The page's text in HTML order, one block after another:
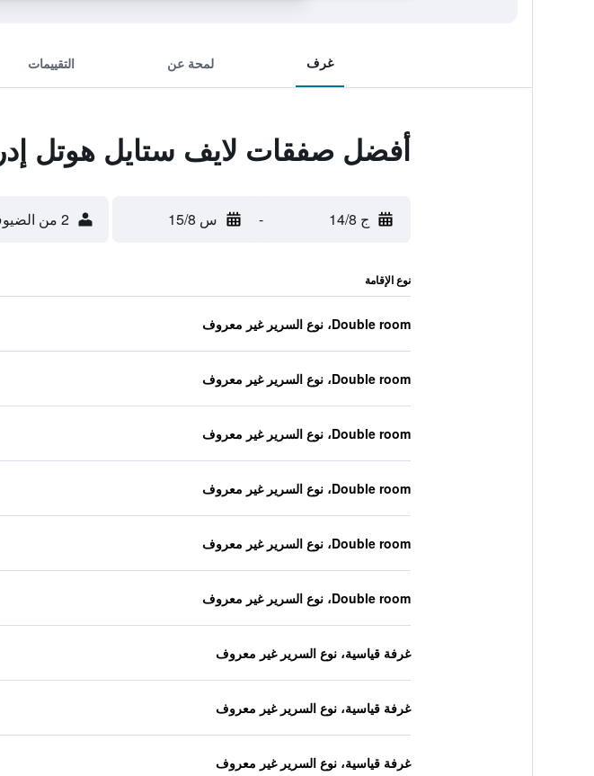
غرف لمحة عن التقييمات
أفضل صفقات لايف ستايل هوتل إدر
ج 14/8 - س 15/8 2 من الضيوف، غرفة واحدة
نوع الإقامة
Double room، نوع السرير غير معروف
Double room، نوع السرير غير معروف
Double room، نوع السرير غير معروف
Double room، نوع السرير غير معروف
Double room، نوع السرير غير معروف
Double room، نوع السرير غير معروف
غرفة قياسية، نوع السرير غير معروف
غرفة قياسية، نوع السرير غير معروف
غرفة قياسية، نوع السرير غير معروف